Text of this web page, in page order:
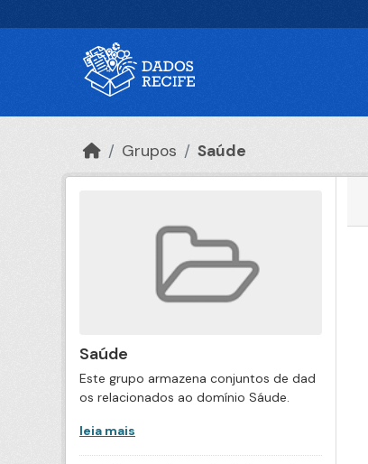
Grupos Saúde
Saúde
Este grupo armazena conjuntos de dad
os relacionados ao domínio Sáude.
leia mais